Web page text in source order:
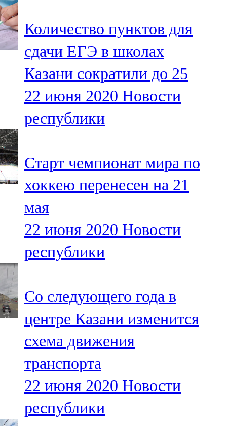
106,1 FM
Түбән Кама
102,6 FM
Чирмешән
107,7 FM
103,0 FM
Чүпрәле
91,0 FM
Шәмәрдән
102,3 FM
107,0 FM
Яр Чаллы
105,5 FM
Количество пунктов для
сдачи ЕГЭ в школах
Казани сократили до 25
22 июня 2020 Новости
республики
Старт чемпионат мира по
хоккею перенесен на 21
мая
22 июня 2020 Новости
республики
Со следующего года в
центре Казани изменится
схема движения
транспорта
22 июня 2020 Новости
республики